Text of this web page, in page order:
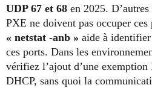
UDP 67 et 68 en 2025.
PXE ne doivent pas occuper ces
« netstat -anb » aide à
ces ports. Dans les
vérifiez l’ajout d’une exemption
DHCP, sans quoi la